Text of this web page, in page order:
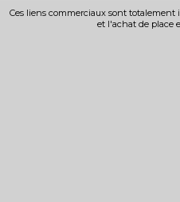
Ces liens commerciaux sont totalement
et l'achat de place